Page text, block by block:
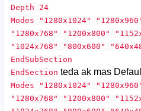
Depth 24
Modes "1280x1024"
"1280x768" "1200x800"
"1024x768" "800x600"
EndSubSection
EndSection teda ak mas
Modes "1280x1024"
"1280x768" "1200x800"